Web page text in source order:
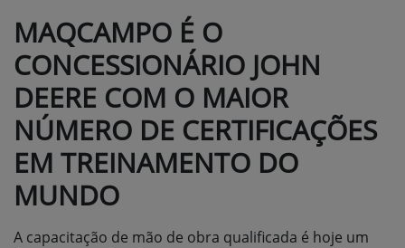
MAQCAMPO É O
CONCESSIONÁRIO JOHN
DEERE COM O MAIOR
NÚMERO DE CERTIFICAÇÕES
EM TREINAMENTO DO
MUNDO
A capacitação de mão de obra qualificada é hoje um